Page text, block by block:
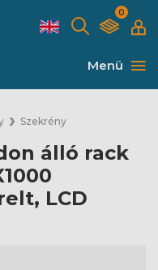
0
Menü
Szekrény
álló rack
LCD